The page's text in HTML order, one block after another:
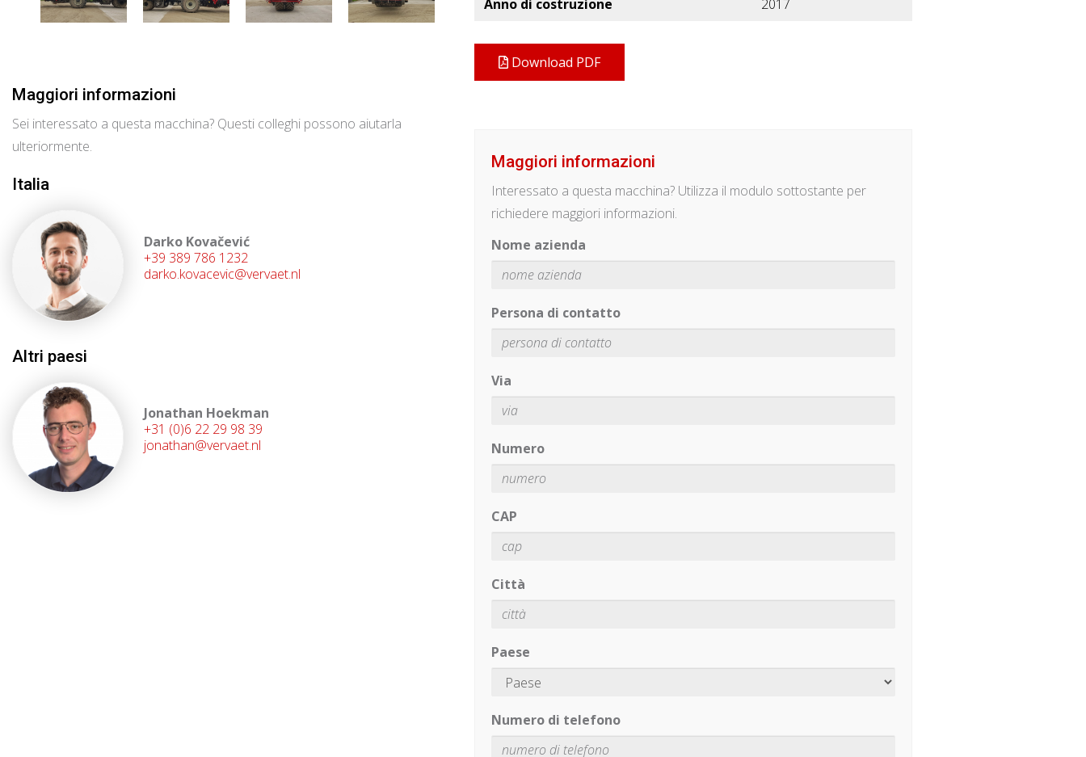
Maggiori informazioni
Sei interessato a questa macchina? Questi colleghi possono aiutarla
ulteriormente.
Italia
Darko Kovačević
+39 389 786 1232
darko.kovacevic@vervaet.nl
Altri paesi
Jonathan Hoekman
+31 (0)6 22 29 98 39
jonathan@vervaet.nl
Anno di costruzione
2017
Download PDF
Maggiori informazioni
Interessato a questa macchina? Utilizza il modulo sottostante per
richiedere maggiori informazioni.
Nome azienda
Persona di contatto
Via
Numero
CAP
Città
Paese
Numero di telefono